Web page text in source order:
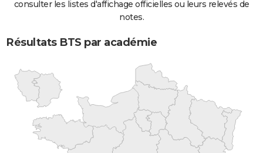
consulter les listes d'affichage officielles ou leurs relevés de
notes.
Résultats BTS par académie